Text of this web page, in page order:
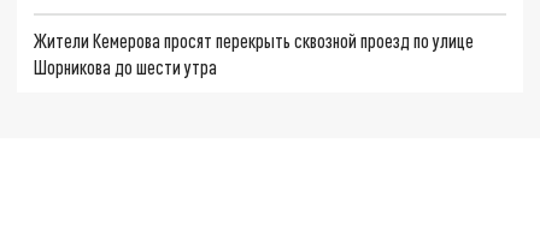
Жители Кемерова просят перекрыть сквозной проезд по улице
Шорникова до шести утра